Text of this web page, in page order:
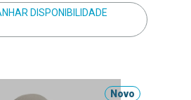
DISPONIBILIDADE
Novo